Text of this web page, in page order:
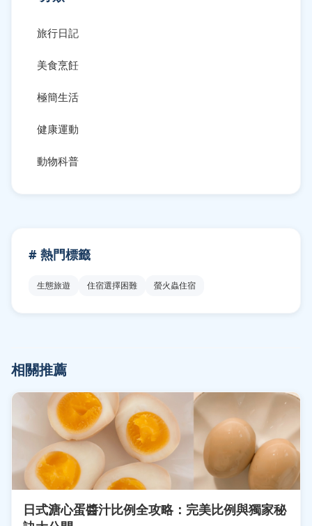
旅行日記
美食烹飪
極簡生活
健康運動
動物科普
# 熱門標籤
生態旅遊 住宿選擇困難 螢火蟲住宿
相關推薦
日式溏心蛋醬汁比例全攻略：完美比例與獨家秘